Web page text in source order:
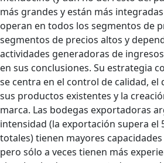
más grandes y están más
operan en todos los segmentos de
segmentos de precios altos y
actividades generadoras de
en sus conclusiones. Su estrategia
se centra en el control de calidad,
sus productos existentes y la
marca. Las bodegas exportadoras
intensidad (la exportación supera el
totales) tienen mayores
pero sólo a veces tienen más